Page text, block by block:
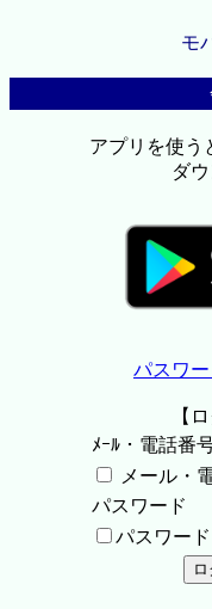
モ
アプリを使う
ダ
パスワ
【
ﾒｰﾙ・電話番
メール・
パスワード
パスワー